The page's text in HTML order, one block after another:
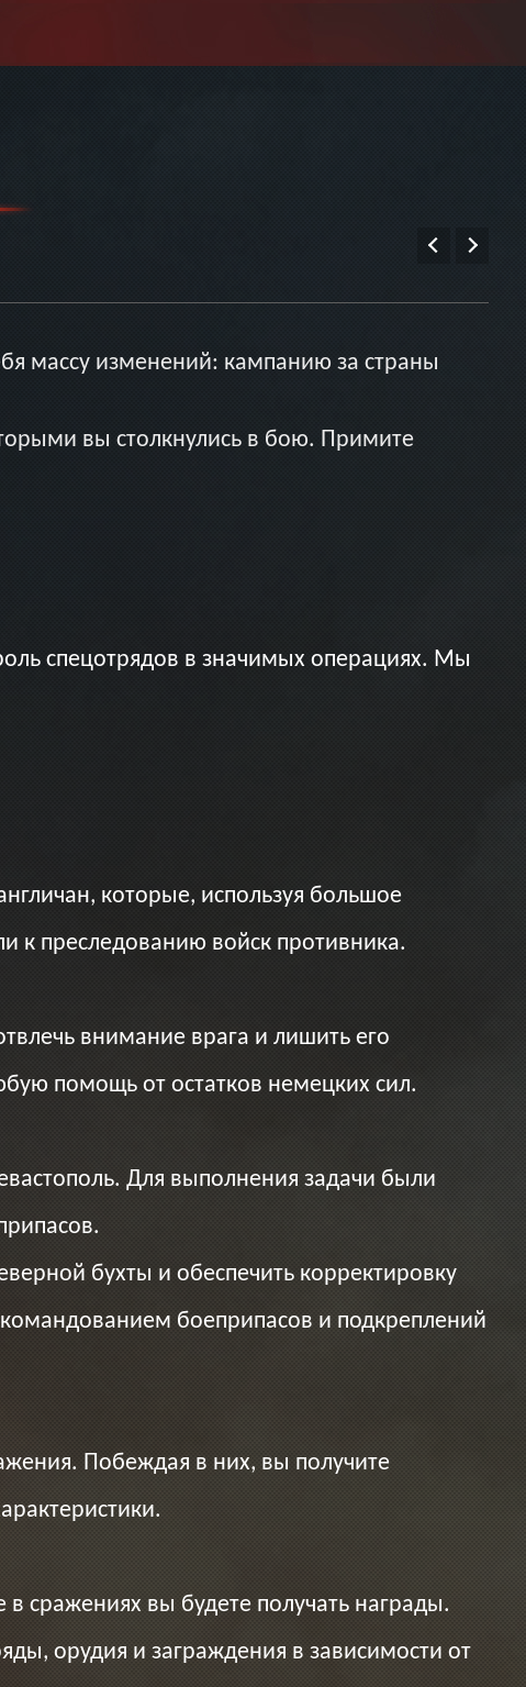
массу изменений: кампанию за страны
вы столкнулись в бою. Примите
спецотрядов в значимых операциях. Мы
которые, используя большое
к преследованию войск противника.
внимание врага и лишить его
помощь от остатков немецких сил.
Для выполнения задачи были
бухты и обеспечить корректировку
боеприпасов и подкреплений
Побеждая в них, вы получите
сражениях вы будете получать награды.
орудия и заграждения в зависимости от